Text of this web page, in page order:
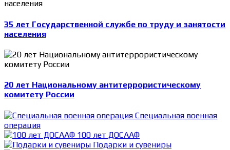
35 лет Государственной службе по труду и занятости
населения
20 лет Национальному антитеррористическому
комитету России
Специальная военная
операция
100 лет ДОСААФ
Подарки и сувениры